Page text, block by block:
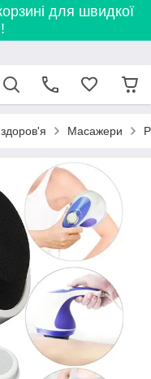
для швидкої
Масажери